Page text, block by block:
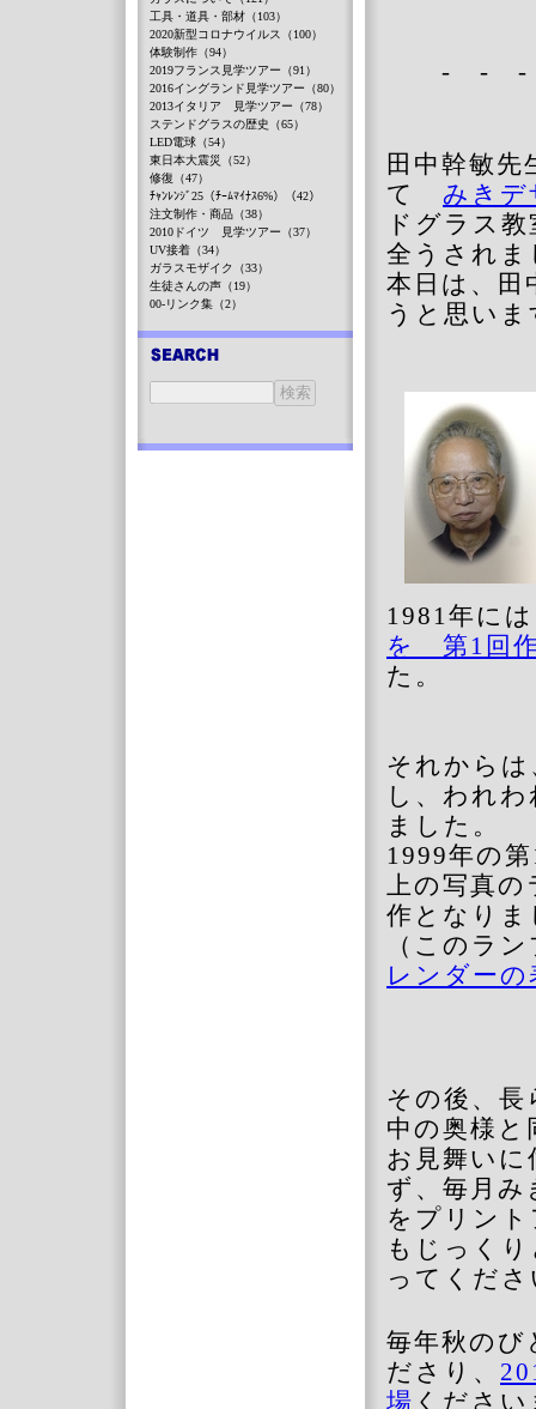
- - -
田中幹敏
て みきデ
ドグラス
全うされま
本日は、田
うと思いま
1981年に
を 第 1 回
た。
それからは
し、われ
ました。
1999年の第
上の写真
作となりま
（このラ
レンダー
その後、長
中の奥様
お見舞い
ず、毎月
をプリン
もじっく
ってくだ
毎年秋の
ださり、
場 くださ
工具・道具・部材（103）
2020新型コロナウイルス（100）
体験制作（94）
2019フランス見学ツアー（91）
2016イングランド見学ツアー（80）
2013イタリア 見学ツアー（78）
ステンドグラスの歴史（65）
LED電球（54）
東日本大震災（52）
修復（47）
ﾁｬﾝﾚﾝｼﾞ25（ﾁｰﾑﾏｲﾅｽ6%）（42）
注文制作・商品（38）
2010ドイツ 見学ツアー（37）
UV接着（34）
ガラスモザイク（33）
生徒さんの声（19）
00-リンク集（2）